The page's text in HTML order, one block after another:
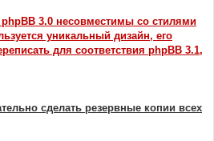
3.0 несовместимы со стилями
уникальный дизайн, его
для соответствия phpBB 3.1,
сделать резервные копии всех